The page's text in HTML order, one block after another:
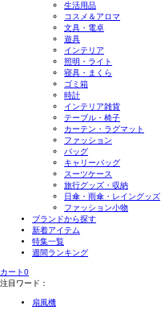
生活用品
コスメ＆アロマ
文具・電卓
遊具
インテリア
照明・ライト
寝具・まくら
ゴミ箱
時計
インテリア雑貨
テーブル・椅子
カーテン・ラグマット
ファッション
バッグ
キャリーバッグ
スーツケース
旅行グッズ・収納
日傘・雨傘・レイングッズ
ファッション小物
ブランドから探す
新着アイテム
特集一覧
週間ランキング
カート0
注目ワード：
扇風機